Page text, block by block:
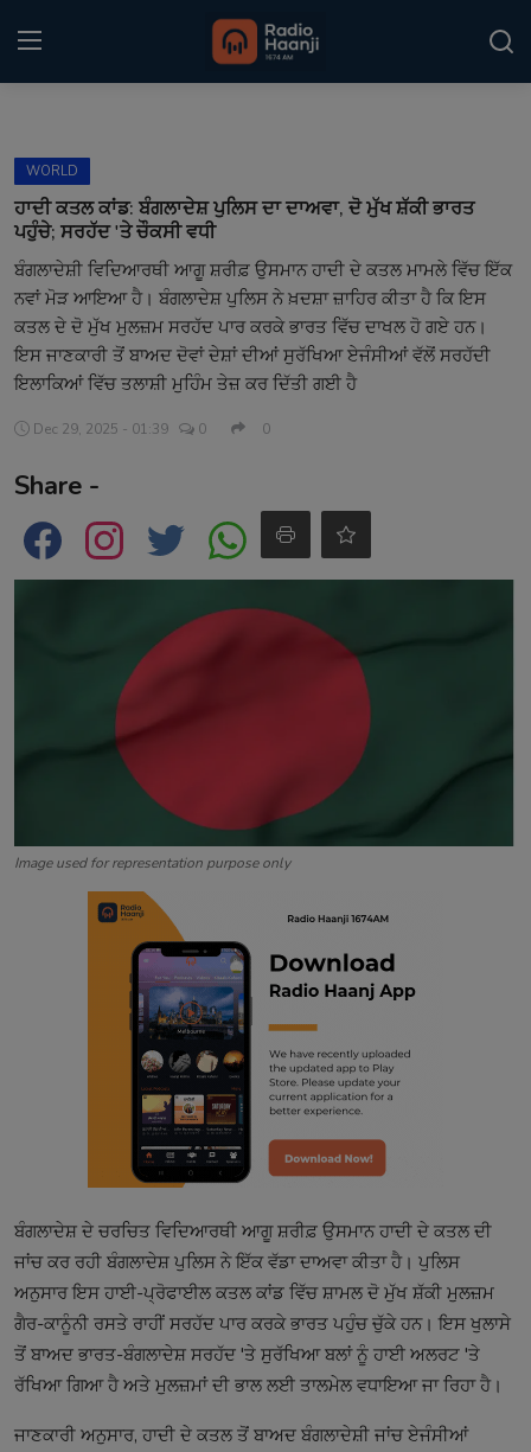
Home
Punjabi Podcast
Kitaab Kahani
Gallery
Contact
WORLD
ਹਾਦੀ ਕਤਲ ਕਾਂਡ: ਬੰਗਲਾਦੇਸ਼ ਪੁਲਿਸ ਦਾ ਦਾਅਵਾ, ਦੋ ਮੁੱਖ ਸ਼ੱਕੀ ਭਾਰਤ
ਪਹੁੰਚੇ; ਸਰਹੱਦ 'ਤੇ ਚੌਕਸੀ ਵਧੀ
ਬੰਗਲਾਦੇਸ਼ੀ ਵਿਦਿਆਰਥੀ ਆਗੂ ਸ਼ਰੀਫ਼ ਉਸਮਾਨ ਹਾਦੀ ਦੇ ਕਤਲ ਮਾਮਲੇ ਵਿੱਚ ਇੱਕ
ਨਵਾਂ ਮੋੜ ਆਇਆ ਹੈ। ਬੰਗਲਾਦੇਸ਼ ਪੁਲਿਸ ਨੇ ਖ਼ਦਸ਼ਾ ਜ਼ਾਹਿਰ ਕੀਤਾ ਹੈ ਕਿ ਇਸ
ਕਤਲ ਦੇ ਦੋ ਮੁੱਖ ਮੁਲਜ਼ਮ ਸਰਹੱਦ ਪਾਰ ਕਰਕੇ ਭਾਰਤ ਵਿੱਚ ਦਾਖਲ ਹੋ ਗਏ ਹਨ।
ਇਸ ਜਾਣਕਾਰੀ ਤੋਂ ਬਾਅਦ ਦੋਵਾਂ ਦੇਸ਼ਾਂ ਦੀਆਂ ਸੁਰੱਖਿਆ ਏਜੰਸੀਆਂ ਵੱਲੋਂ ਸਰਹੱਦੀ
ਇਲਾਕਿਆਂ ਵਿੱਚ ਤਲਾਸ਼ੀ ਮੁਹਿੰਮ ਤੇਜ਼ ਕਰ ਦਿੱਤੀ ਗਈ ਹੈ
Dec 29, 2025 - 01:39 0 0
Share -
Image used for representation purpose only
ਬੰਗਲਾਦੇਸ਼ ਦੇ ਚਰਚਿਤ ਵਿਦਿਆਰਥੀ ਆਗੂ ਸ਼ਰੀਫ਼ ਉਸਮਾਨ ਹਾਦੀ ਦੇ ਕਤਲ ਦੀ
ਜਾਂਚ ਕਰ ਰਹੀ ਬੰਗਲਾਦੇਸ਼ ਪੁਲਿਸ ਨੇ ਇੱਕ ਵੱਡਾ ਦਾਅਵਾ ਕੀਤਾ ਹੈ। ਪੁਲਿਸ
ਅਨੁਸਾਰ ਇਸ ਹਾਈ-ਪ੍ਰੋਫਾਈਲ ਕਤਲ ਕਾਂਡ ਵਿੱਚ ਸ਼ਾਮਲ ਦੋ ਮੁੱਖ ਸ਼ੱਕੀ ਮੁਲਜ਼ਮ
ਗੈਰ-ਕਾਨੂੰਨੀ ਰਸਤੇ ਰਾਹੀਂ ਸਰਹੱਦ ਪਾਰ ਕਰਕੇ ਭਾਰਤ ਪਹੁੰਚ ਚੁੱਕੇ ਹਨ। ਇਸ ਖੁਲਾਸੇ
ਤੋਂ ਬਾਅਦ ਭਾਰਤ-ਬੰਗਲਾਦੇਸ਼ ਸਰਹੱਦ 'ਤੇ ਸੁਰੱਖਿਆ ਬਲਾਂ ਨੂੰ ਹਾਈ ਅਲਰਟ 'ਤੇ
ਰੱਖਿਆ ਗਿਆ ਹੈ ਅਤੇ ਮੁਲਜ਼ਮਾਂ ਦੀ ਭਾਲ ਲਈ ਤਾਲਮੇਲ ਵਧਾਇਆ ਜਾ ਰਿਹਾ ਹੈ।
ਜਾਣਕਾਰੀ ਅਨੁਸਾਰ, ਹਾਦੀ ਦੇ ਕਤਲ ਤੋਂ ਬਾਅਦ ਬੰਗਲਾਦੇਸ਼ੀ ਜਾਂਚ ਏਜੰਸੀਆਂ